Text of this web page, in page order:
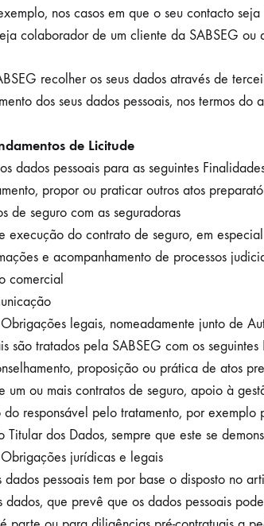
nos casos em que o seu contacto
colaborador de um cliente da SABSEG
recolher os seus dados através de
dos seus dados pessoais, nos termos
de Licitude
dados pessoais para as seguintes
propor ou praticar outros atos
de seguro com as seguradoras
execução do contrato de seguro, em
e acompanhamento de processos
comercial
legais, nomeadamente junto de
são tratados pela SABSEG com os seguintes
proposição ou prática de atos
um ou mais contratos de seguro, apoio à
do responsável pelo tratamento, por
Titular dos Dados, sempre que este se
jurídicas e legais
dados pessoais tem por base o disposto no
que prevê que os dados pessoais